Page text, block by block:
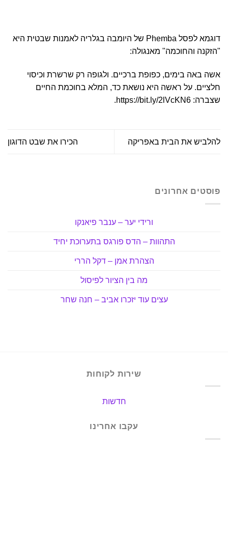
דוגמא לפסל Phemba של היומבה בגלריה לאמנות שבטית היא
"הזקנה והחוכמה" מאנגולה:
אשה באה בימים, כפופת ברכיים. ולגופה רק שרשרת וכיסוי
חלציים. על ראשה היא נושאת כד, המלא בחוכמת החיים
שצברה: https://bit.ly/2lVcKN6
.
להלביש את הבית באפריקה הכירו את שבט הדוגון
פוסטים אחרונים
ורידי יער – ענבר פיאנקו
התהוות – הדס פורגס בתערוכת יחיד
הצהרת אמן – דקל הררי
מה בין הציור לפיסול
עצים עוד יזכרו אביב – חנה שחר
שירות לקוחות
חדשות
עקבו אחרינו